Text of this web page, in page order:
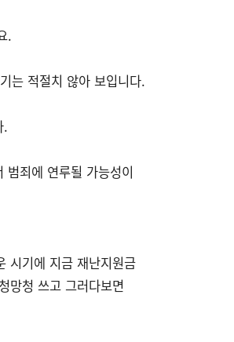
.
는 적절치 않아 보입니다.
.
범죄에 연루될 가능성이
시기에 지금 재난지원금
망청 쓰고 그러다보면